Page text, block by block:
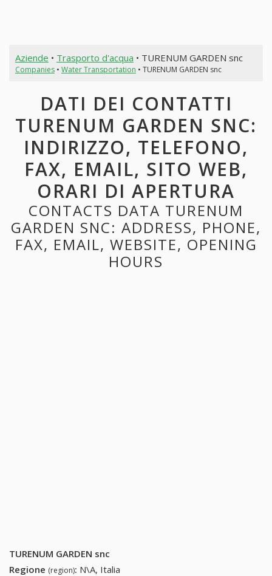
Aziende • Trasporto d'acqua • TURENUM GARDEN snc
Companies• Water Transportation • TURENUM GARDEN snc
DATI DEI CONTATTI
TURENUM GARDEN SNC:
INDIRIZZO, TELEFONO,
FAX, EMAIL, SITO WEB,
ORARI DI APERTURA
CONTACTS DATA TURENUM
GARDEN SNC: ADDRESS, PHONE,
FAX, EMAIL, WEBSITE, OPENING
HOURS
TURENUM GARDEN snc
Regione (region): N\A, Italia